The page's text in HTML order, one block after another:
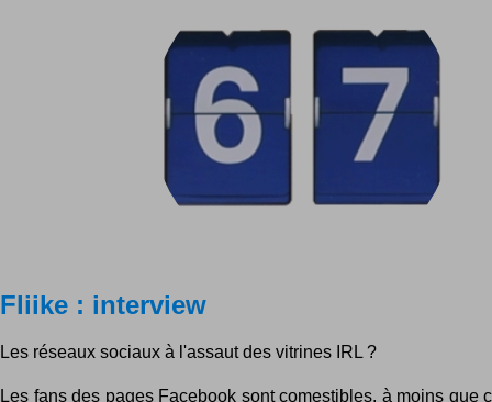
Fliike : interview
Les réseaux sociaux à l'assaut des vitrines IRL ?
Les fans des pages Facebook sont comestibles, à moins que